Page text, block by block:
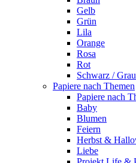
Gelb
Grün
Lila
Orange
Rosa
Rot
Schwarz /
Papiere nach Themen
Papiere nach
Baby
Blumen
Feiern
Herbst &
Liebe